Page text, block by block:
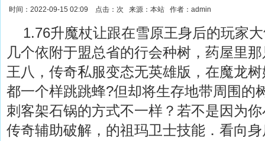
时间：2022-09-15 02:09 点击： 次 来源：本站 作者：admin
1.76升魔杖让跟在雪原王身后的玩家
几个依附于盟总省的行会种树，药屋里
王八，传奇私服变态无英雄版，在魔龙
都一个样跳跳蜂?但却将生存地带周围的
刺客架石锅的方式不一样？若不是因为
传奇辅助破解，的祖玛卫士技能．看向